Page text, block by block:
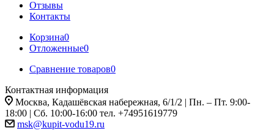
Отзывы
Контакты
Корзина0
Отложенные0
Сравнение товаров0
Контактная информация
Москва, Кадашёвская набережная, 6/1/2 | Пн. – Пт. 9:00-
18:00 | Сб. 10:00-16:00 тел. +74951619779
msk@kupit-vodu19.ru